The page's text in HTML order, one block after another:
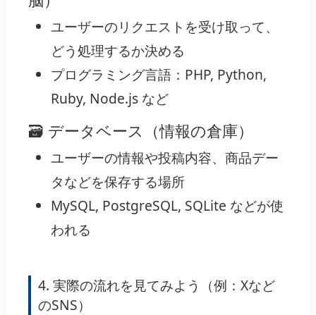
ユーザーのリクエストを受け取って、
どう処理するか決める
プログラミング言語：PHP, Python,
Ruby, Node.js など
🗃 データベース（情報の倉庫）
ユーザーの情報や投稿内容、商品デー
タなどを保存する場所
MySQL, PostgreSQL, SQLite などが使
われる
4. 実際の流れを見てみよう（例：Xなど
のSNS）